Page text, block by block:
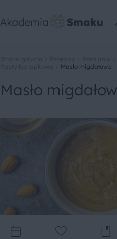
Masło migdałowe
Masło